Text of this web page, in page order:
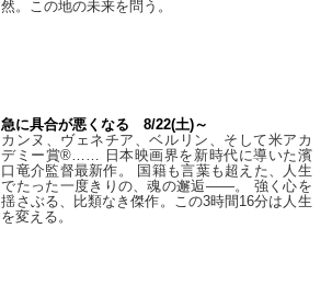
然。この地の未来を問う。
急に具合が悪くなる 8/22(土)～
カンヌ、ヴェネチア、ベルリン、そして米アカ
デミー賞®…… 日本映画界を新時代に導いた濱
口竜介監督最新作。 国籍も言葉も超えた、人生
でたった一度きりの、魂の邂逅――。 強く心を
揺さぶる、比類なき傑作。この3時間16分は人生
を変える。